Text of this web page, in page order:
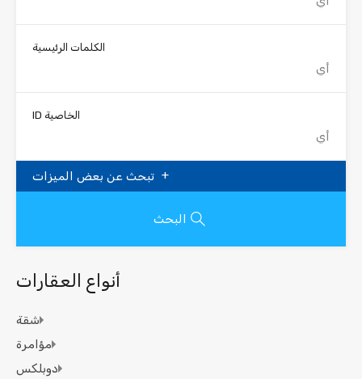
الكلمات الرئيسية
الخاصية ID
تبحث عن بعض الميزات
البحث
أنواع العقارات
شقة
مؤامرة
دوبلكس